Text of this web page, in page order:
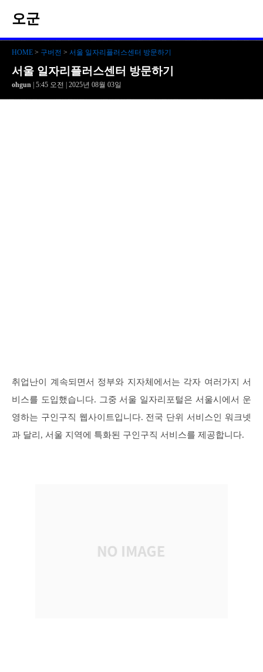
오군
HOME > 구버전 > 서울 일자리플러스센터 방문하기
서울 일자리플러스센터 방문하기
ohgun | 5:45 오전 | 2025년 08월 03일
취업난이 계속되면서 정부와 지자체에서는 각자 여러가지 서
비스를 도입했습니다. 그중 서울 일자리포털은 서울시에서 운
영하는 구인구직 웹사이트입니다. 전국 단위 서비스인 워크넷
과 달리, 서울 지역에 특화된 구인구직 서비스를 제공합니다.